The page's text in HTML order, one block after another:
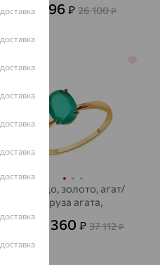
9 396₽ 26 100₽
Кольцо, золото, агат/
друза агата,
13 360₽ 37 112₽
доставка
доставка
доставка
доставка
доставка
доставка
доставка
доставка
доставка